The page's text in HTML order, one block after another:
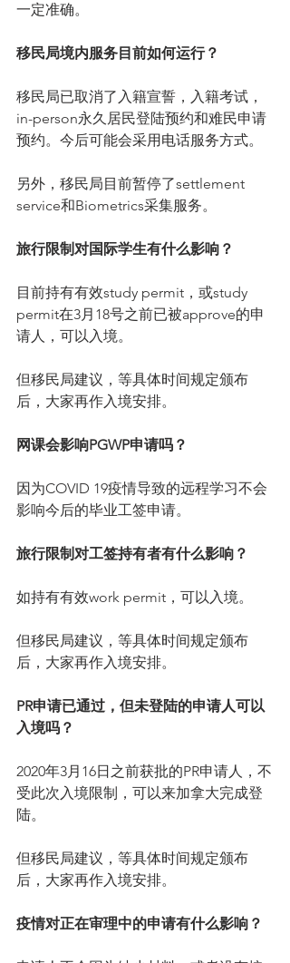
一定准确。
移民局境内服务目前如何运行？
移民局已取消了入籍宣誓，入籍考试，
in-person永久居民登陆预约和难民申请
预约。今后可能会采用电话服务方式。
另外，移民局目前暂停了settlement
service和Biometrics采集服务。
旅行限制对国际学生有什么影响？
目前持有有效study permit，或study
permit在3月18号之前已被approve的申
请人，可以入境。
但移民局建议，等具体时间规定颁布
后，大家再作入境安排。
网课会影响PGWP申请吗？
因为COVID 19疫情导致的远程学习不会
影响今后的毕业工签申请。
旅行限制对工签持有者有什么影响？
如持有有效work permit，可以入境。
但移民局建议，等具体时间规定颁布
后，大家再作入境安排。
PR申请已通过，但未登陆的申请人可以
入境吗？
2020年3月16日之前获批的PR申请人，不
受此次入境限制，可以来加拿大完成登
陆。
但移民局建议，等具体时间规定颁布
后，大家再作入境安排。
疫情对正在审理中的申请有什么影响？